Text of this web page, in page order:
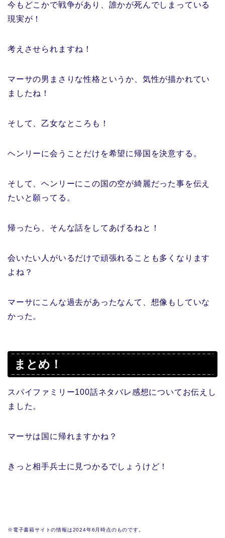
今もどこかで戦争があり、誰かが死んでしまっている
現実が！
考えさせられますね！
マーサの男まさりな性格というか、気性が描かれてい
ましたね！
そして、乙女なところも！
ヘンリーに会うことだけを希望に帰国を決意する。
そして、ヘンリーにこの国の空が綺麗だった事を伝え
たいと願ってる。
帰ったら、そんな話をしてあげるねと！
会いたい人がいるだけで頑張れることも多くなります
よね？
マーサにこんな過去があったなんて、想像もしていな
かった。
まとめ！
スパイファミリー100話ネタバレ感想についてお伝えし
ました。
マーサは国に帰れますかね？
きっと相手兵士に見つかるでしょうけど！
※電子書籍サイトの情報は2024年6月時点のものです。